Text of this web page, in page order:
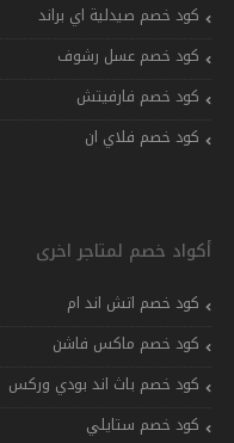
كود خصم صيدلية اي براند
كود خصم عسل رشوف
كود خصم فارفيتش
كود خصم فلاي ان
أكواد خصم لمتاجر اخرى
كود خصم اتش اند ام
كود خصم ماكس فاشن
كود خصم باث اند بودي وركس
كود خصم ستايلي